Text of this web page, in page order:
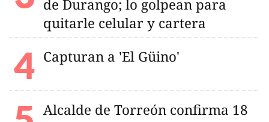
de Durango; lo golpean para
quitarle celular y cartera
Capturan a 'El Güino'
Alcalde de Torreón confirma 18